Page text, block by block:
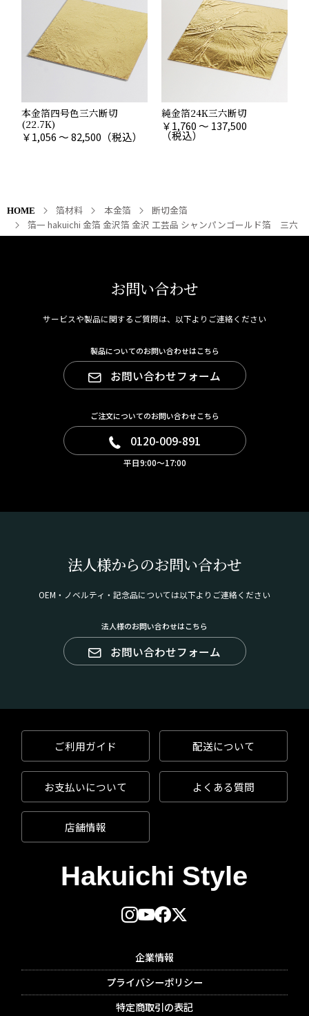
本金箔四号色三六断切
(22.7K)
￥1,056 ～ 82,500 （税込）
純金箔24K三六断切
￥1,760 ～ 137,500
（税込）
HOME 箔材料 本金箔
断切金箔
箔一 hakuichi 金箔 金沢箔 金沢 工芸品 シャンパンゴールド箔 三六
お問い合わせ
サービスや製品に関するご質問は、以下よりご連絡ください
製品についてのお問い合わせはこちら
お問い合わせフォーム
ご注文についてのお問い合わせこちら
0120-009-891
平日9:00～17:00
法人様からのお問い合わせ
OEM・ノベルティ・記念品については以下よりご連絡ください
法人様のお問い合わせはこちら
お問い合わせフォーム
ご利用ガイド 配送について
お支払いについて よくある質問
店舗情報
企業情報
プライバシーポリシー
特定商取引の表記